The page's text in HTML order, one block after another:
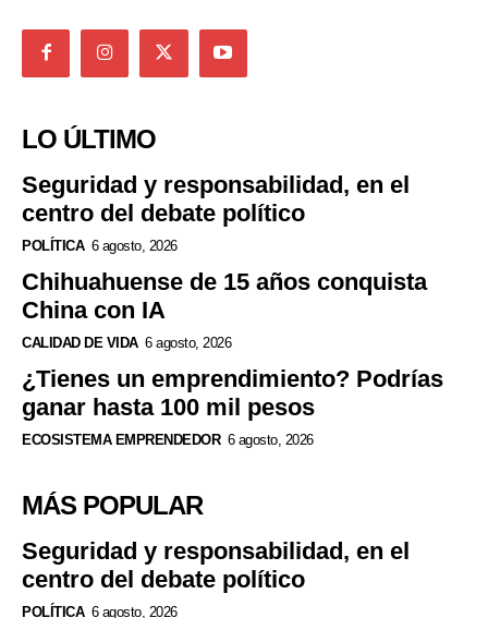
LO ÚLTIMO
Seguridad y responsabilidad, en el
centro del debate político
POLÍTICA 6 agosto, 2026
Chihuahuense de 15 años conquista
China con IA
CALIDAD DE VIDA 6 agosto, 2026
¿Tienes un emprendimiento? Podrías
ganar hasta 100 mil pesos
ECOSISTEMA EMPRENDEDOR 6 agosto, 2026
MÁS POPULAR
Seguridad y responsabilidad, en el
centro del debate político
POLÍTICA 6 agosto, 2026